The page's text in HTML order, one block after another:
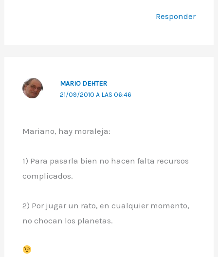
Responder
MARIO DEHTER
21/09/2010 A LAS 06:46
Mariano, hay moraleja:
1) Para pasarla bien no hacen falta recursos
complicados.
2) Por jugar un rato, en cualquier momento,
no chocan los planetas.